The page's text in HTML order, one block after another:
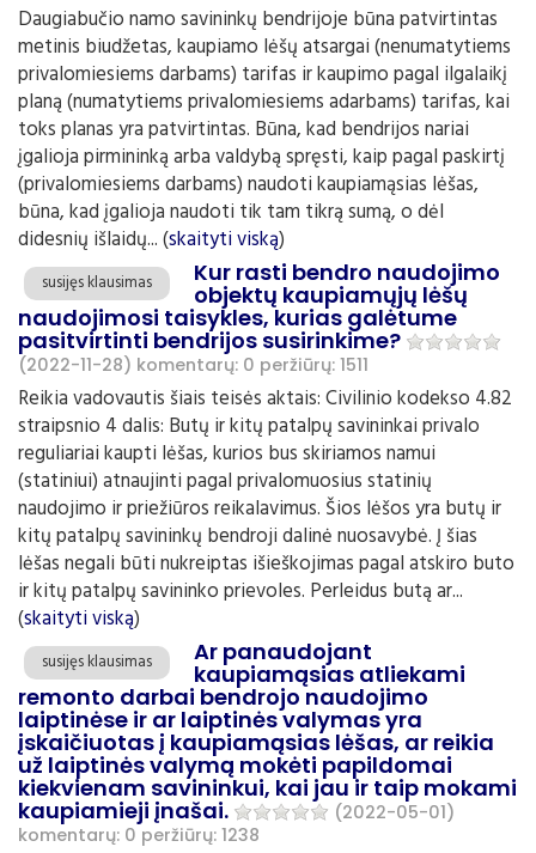
Daugiabučio namo savininkų bendrijoje būna patvirtintas
metinis biudžetas, kaupiamo lėšų atsargai (nenumatytiems
privalomiesiems darbams) tarifas ir kaupimo pagal ilgalaikį
planą (numatytiems privalomiesiems adarbams) tarifas, kai
toks planas yra patvirtintas. Būna, kad bendrijos nariai
įgalioja pirmininką arba valdybą spręsti, kaip pagal paskirtį
(privalomiesiems darbams) naudoti kaupiamąsias lėšas,
būna, kad įgalioja naudoti tik tam tikrą sumą, o dėl
didesnių išlaidų... (skaityti viską)
susijęs klausimas Kur rasti bendro naudojimo
objektų kaupiamųjų lėšų
naudojimosi taisykles, kurias galėtume
pasitvirtinti bendrijos susirinkime?
(2022-11-28) komentarų: 0 peržiūrų: 1511
Reikia vadovautis šiais teisės aktais: Civilinio kodekso 4.82
straipsnio 4 dalis: Butų ir kitų patalpų savininkai privalo
reguliariai kaupti lėšas, kurios bus skiriamos namui
(statiniui) atnaujinti pagal privalomuosius statinių
naudojimo ir priežiūros reikalavimus. Šios lėšos yra butų ir
kitų patalpų savininkų bendroji dalinė nuosavybė. Į šias
lėšas negali būti nukreiptas išieškojimas pagal atskiro buto
ir kitų patalpų savininko prievoles. Perleidus butą ar...
(skaityti viską)
susijęs klausimas Ar panaudojant
kaupiamąsias atliekami
remonto darbai bendrojo naudojimo
laiptinėse ir ar laiptinės valymas yra
įskaičiuotas į kaupiamąsias lėšas, ar reikia
už laiptinės valymą mokėti papildomai
kiekvienam savininkui, kai jau ir taip mokami
kaupiamieji įnašai.
(2022-05-01)
komentarų: 0 peržiūrų: 1238